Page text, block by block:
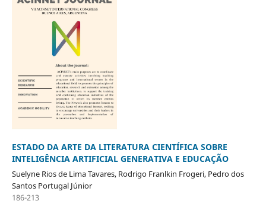
ESTADO DA ARTE DA LITERATURA CIENTÍFICA SOBRE
INTELIGÊNCIA ARTIFICIAL GENERATIVA E EDUCAÇÃO
Suelyne Rios de Lima Tavares, Rodrigo Franlkin Frogeri, Pedro dos
Santos Portugal Júnior
186-213